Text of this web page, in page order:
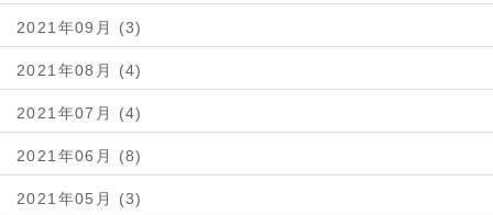
2021年09月 (3)
2021年08月 (4)
2021年07月 (4)
2021年06月 (8)
2021年05月 (3)